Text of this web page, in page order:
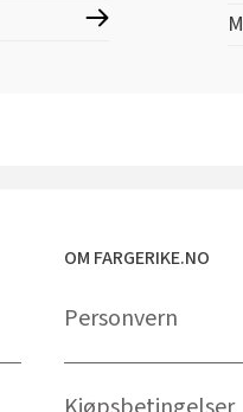
OM FARGERIKE.NO
Personvern